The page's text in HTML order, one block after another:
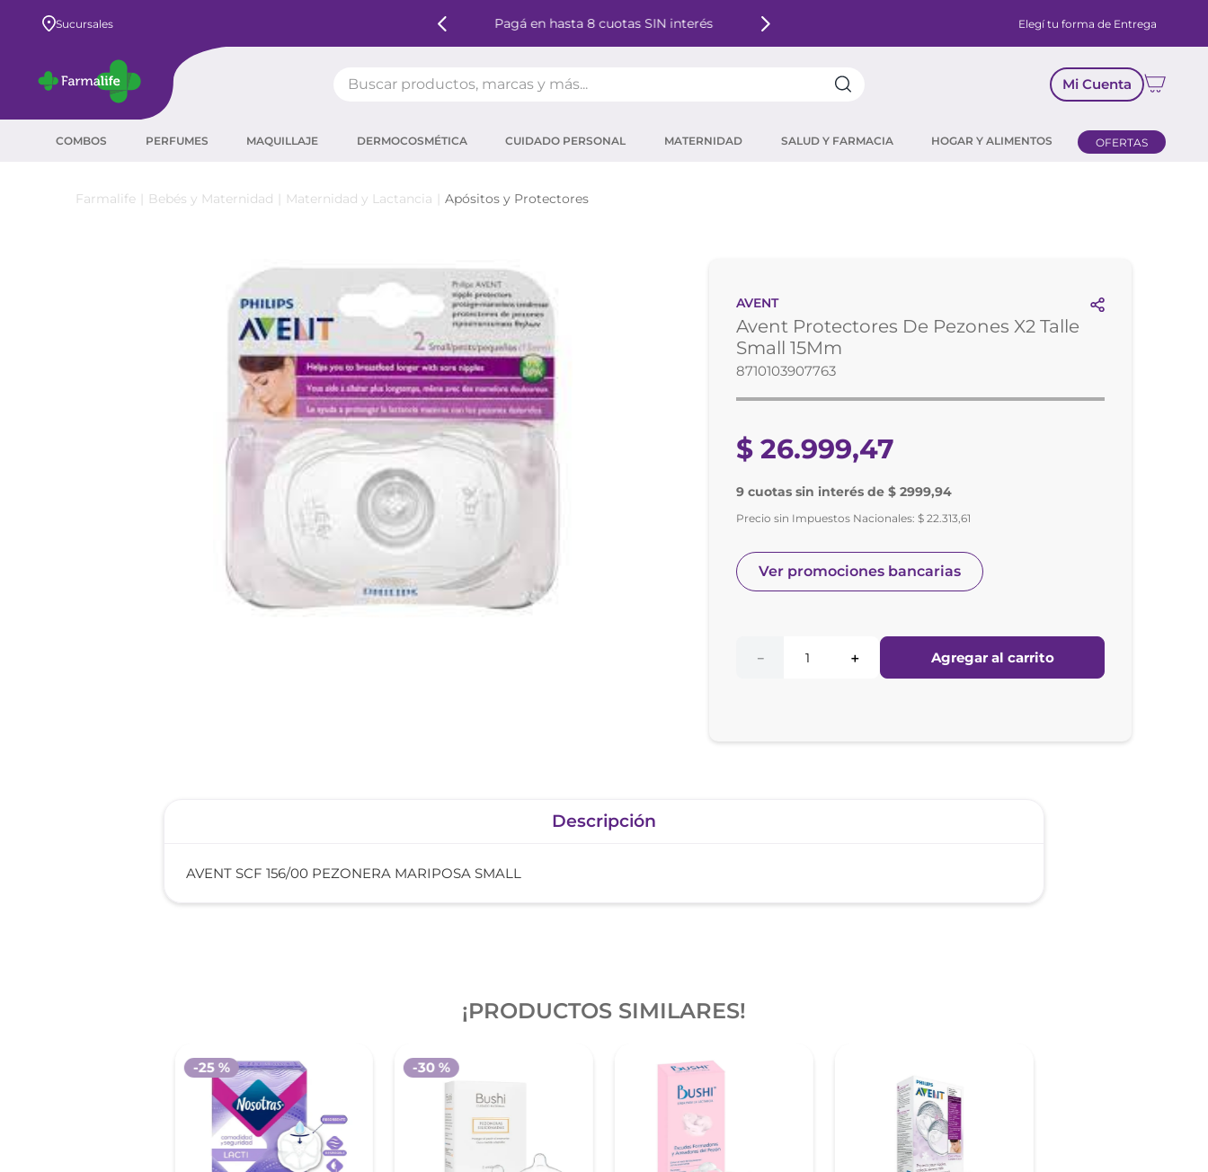
Sucursales Pagá en hasta 8 cuotas SIN interés Elegí tu forma de Entrega
Mi Cuenta
COMBOS PERFUMES MAQUILLAJE DERMOCOSMÉTICA CUIDADO PERSONAL MATERNIDAD SALUD Y FARMACIA HOGAR Y ALIMENTOS OFERTAS
Bebés y Maternidad Maternidad y Lactancia Apósitos y Protectores
AVENT
Avent Protectores De Pezones X2 Talle
Small 15Mm
8710103907763
$ 26.999,47
9 cuotas sin interés de $ 2999,94
Precio sin Impuestos Nacionales:$ 22.313,61
Ver promociones bancarias
＋
－ Agregar al carrito
Descripción
AVENT SCF 156/00 PEZONERA MARIPOSA SMALL
¡PRODUCTOS SIMILARES!
-25 % -30 %
proteina
agua micelar
corrector
máscara pestañas
retinol
roche posay